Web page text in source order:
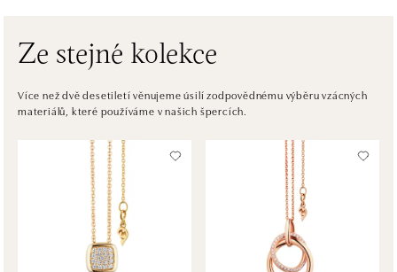
HALADA OC Avion, Bratislava
Ivanská cesta 16, 821 04 Bratislava
tel.: +421 917 090 372
Halada OC Aupark, Bratislava
Einsteinova 18, 851 01 Bratislava
tel.: +421 917 090 891
dnes otevřeno do 21:00
Ze stejné kolekce
Více než dvě desetiletí věnujeme úsilí zodpovědnému výběru vzácných
materiálů, které používáme v našich špercích.